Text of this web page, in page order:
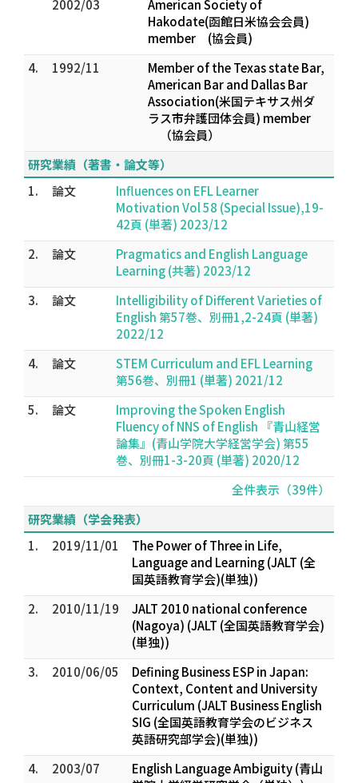
2002/03
American Society of
Hakodate(函館日米協会会員)
member (協会員)
4.
1992/11
Member of the Texas state Bar,
American Bar and Dallas Bar
Association(米国テキサス州ダ
ラス市弁護団体会員) member
（協会員）
研究業績（著書・論文等）
1.
論文
Influences on EFL Learner
Motivation Vol 58 (Special Issue),19-
42頁 (単著) 2023/12
2.
論文
Pragmatics and English Language
Learning (共著) 2023/12
3.
論文
Intelligibility of Different Varieties of
English 第57巻、別冊1,2-24頁 (単著)
2022/12
4.
論文
STEM Curriculum and EFL Learning
第56巻、別冊1 (単著) 2021/12
5.
論文
Improving the Spoken English
Fluency of NNS of English 『青山経営
論集』(青山学院大学経営学会) 第55
巻、別冊1-3-20頁 (単著) 2020/12
全件表示（39件）
研究業績（学会発表）
1.
2019/11/01
The Power of Three in Life,
Language and Learning (JALT (全
国英語教育学会)(単独))
2.
2010/11/19
JALT 2010 national conference
(Nagoya) (JALT (全国英語教育学会)
(単独))
3.
2010/06/05
Defining Business ESP in Japan:
Context, Content and University
Curriculum (JALT Business English
SIG (全国英語教育学会のビジネス
英語研究部学会)(単独))
4.
2003/07
English Language Ambiguity (青山